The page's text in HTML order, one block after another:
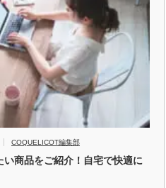
COQUELICOT編集部
商品をご紹介！自宅で快適に